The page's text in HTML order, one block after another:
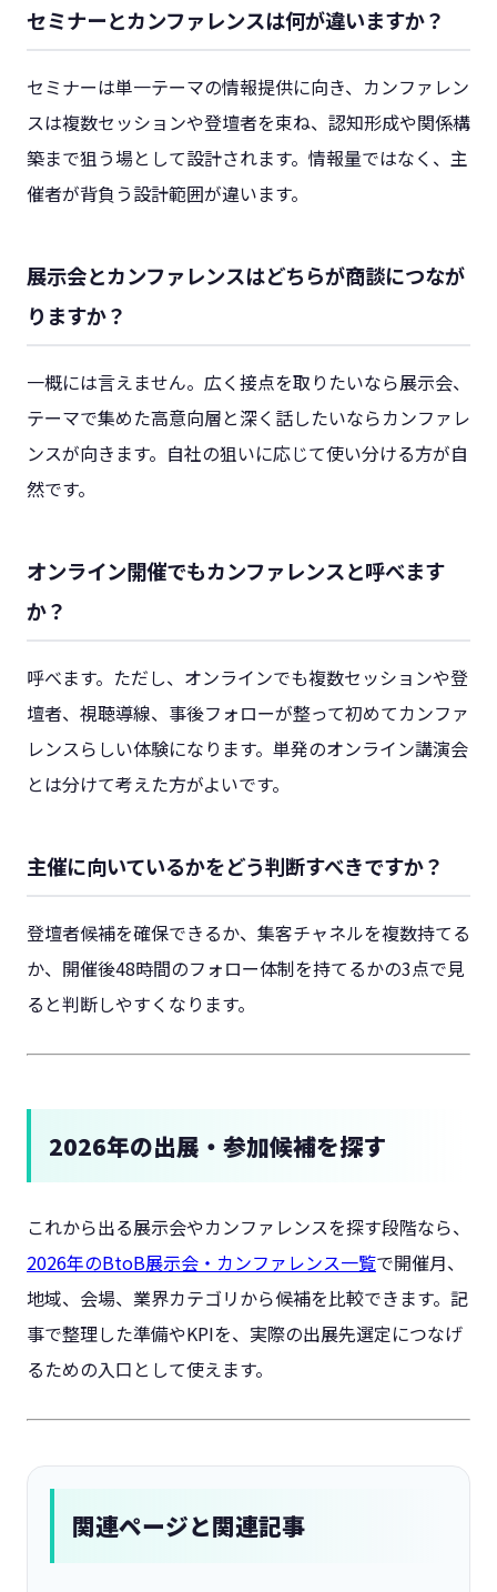
セミナーとカンファレンスは何が違いますか？
セミナーは単一テーマの情報提供に向き、カンファレン
スは複数セッションや登壇者を束ね、認知形成や関係構
築まで狙う場として設計されます。情報量ではなく、主
催者が背負う設計範囲が違います。
展示会とカンファレンスはどちらが商談につなが
りますか？
一概には言えません。広く接点を取りたいなら展示会、
テーマで集めた高意向層と深く話したいならカンファレ
ンスが向きます。自社の狙いに応じて使い分ける方が自
然です。
オンライン開催でもカンファレンスと呼べます
か？
呼べます。ただし、オンラインでも複数セッションや登
壇者、視聴導線、事後フォローが整って初めてカンファ
レンスらしい体験になります。単発のオンライン講演会
とは分けて考えた方がよいです。
主催に向いているかをどう判断すべきですか？
登壇者候補を確保できるか、集客チャネルを複数持てる
か、開催後48時間のフォロー体制を持てるかの3点で見
ると判断しやすくなります。
2026年の出展・参加候補を探す
これから出る展示会やカンファレンスを探す段階なら、
2026年のBtoB展示会・カンファレンス一覧で開催月、
地域、会場、業界カテゴリから候補を比較できます。記
事で整理した準備やKPIを、実際の出展先選定につなげ
るための入口として使えます。
関連ページと関連記事